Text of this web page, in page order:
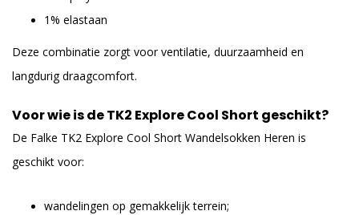
1% elastaan
Deze combinatie zorgt voor ventilatie, duurzaamheid en
langdurig draagcomfort.
Voor wie is de TK2 Explore Cool Short geschikt?
De Falke TK2 Explore Cool Short Wandelsokken Heren is
geschikt voor:
wandelingen op gemakkelijk terrein;